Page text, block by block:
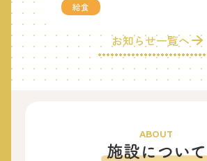
給食
お知らせ一覧へ
ABOUT
施設について